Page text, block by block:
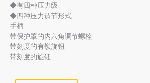
◆有四种压力级
◆四种压力调节形式
手柄
带保护罩的内六角调节螺栓
带刻度的有锁旋钮
带刻度的旋钮